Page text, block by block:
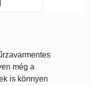
még a
is könnyen